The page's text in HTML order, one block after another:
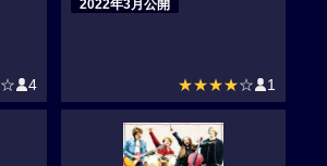
☆ 4
2022年3月公開
★★★★☆ 1